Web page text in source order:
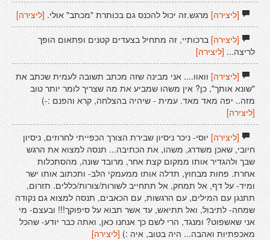
[ליצירה]מרגש.זה יכול להכנס גם בכותרת "מכתב" אולי. [ליצירה]
[ליצירה]ברכותיי, זה מתחיל בצעדים קטנים ופתאום הופך
לריצה... [ליצירה]
[ליצירה]וואוו.... אני מבינה שזה מכתב תשובה לעמית שכתב את
"שונא אותך", כן? אין משהו שמביע את מה שצריך לומר יותר טוב
מזה.. יפה מאד מאד. עמית - שיהיה בהצלחה, קרא והפנם :-)
[ליצירה]
[ליצירה]יוסי- ניכר ניסיון שבירת הצורך הכפייתי לחרוזים, ניסיון
חיובי, שאכן משדרג, משהו, את הכתיבה... תנסה למצוא את הרגש
שבך ולהגדיר אותו ממקום קצת אחר, מרובד שונה, מהסתכלות
אחרת. פחות מבחוץ, תדלה אותו ממעמקי הלב- ותכתוב אותו ישר
ומיד- על דף, אל תמחק, אל תתחייב לשורות/צורות/כללים. תזרום,
תתנגן עם המילים, עם הרגשות, עם הכאבים, תנסה למצוא גם נקודה
שמחה- לתיבול, ואל תתיאש, עד אשר תבוא על סיפוקך!!! ובעצם- מי
אני שאשפוט? ומנגד, הרי לשם כך אנחנו כאן, ואתה כבר יודע- שהכל
מאכפתיות ואהבה... היה בטוב, איה :) [ליצירה]